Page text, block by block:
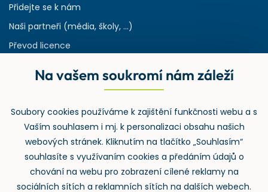
Přidejte se k nám
Naši partneři (média, školy, ...)
Převod licence
Rejstřík používaných zkratek v odpadech
Zpětný odběr
Na vašem soukromí nám záleží
Soubory cookies používáme k zajištění funkčnosti webu a s
Vaším souhlasem i mj. k personalizaci obsahu našich
webových stránek. Kliknutím na tlačítko „Souhlasím“
souhlasíte s využívaním cookies a předáním údajů o
chování na webu pro zobrazení cílené reklamy na
sociálních sítích a reklamních sítích na dalších webech.